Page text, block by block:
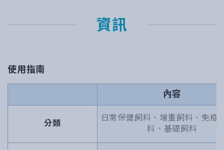
資訊
使用指南
內容
分類
日常保健飼料、增重飼料、免疫
料、基礎飼料